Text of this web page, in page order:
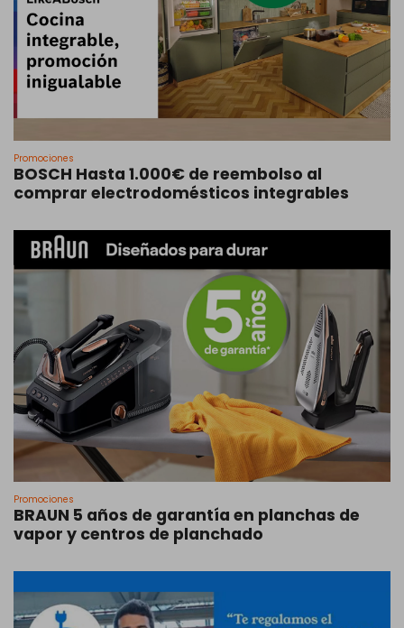
Promociones
BOSCH Hasta 1.000€ de reembolso al
comprar electrodomésticos integrables
Promociones
BRAUN 5 años de garantía en planchas de
vapor y centros de planchado